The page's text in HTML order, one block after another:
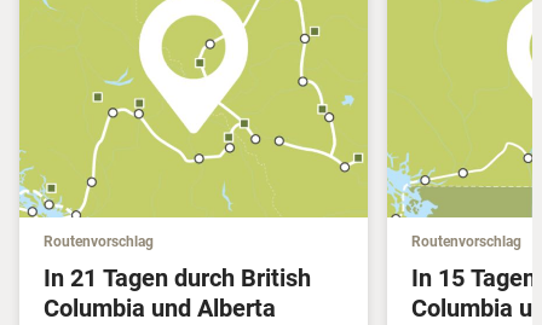
Routenvorschlag
In 21 Tagen durch British
Columbia und Alberta
Routenvorschlag
In 15
Columbia